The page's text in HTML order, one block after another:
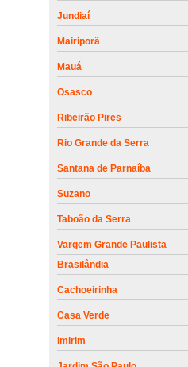
Jundiaí
Mairiporã
Mauá
Osasco
Ribeirão Pires
Rio Grande da Serra
Santana de Parnaíba
Suzano
Taboão da Serra
Vargem Grande Paulista
Brasilândia
Cachoeirinha
Casa Verde
Imirim